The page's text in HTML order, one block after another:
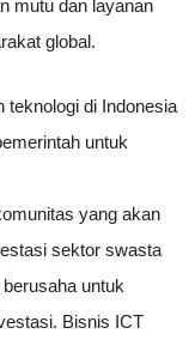
mutu dan layanan
global.
teknologi di Indonesia
untuk
yang akan
sektor swasta
untuk
Bisnis ICT